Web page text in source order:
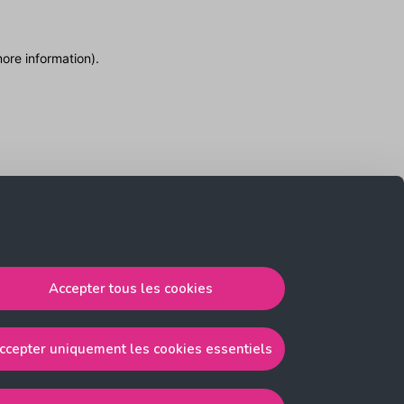
Accepter tous les cookies
uniquement les cookies essentiels
information).